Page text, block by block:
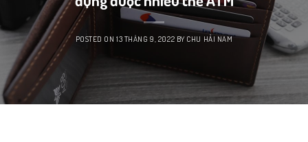
POSTED ON13 THÁNG 9, 2022 BY CHU HẢI NAM